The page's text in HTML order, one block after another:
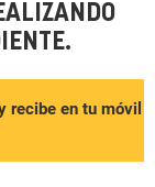
recibe en tu móvil